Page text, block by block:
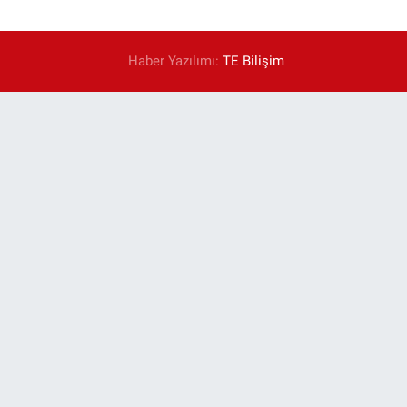
Haber Yazılımı:TE Bilişim